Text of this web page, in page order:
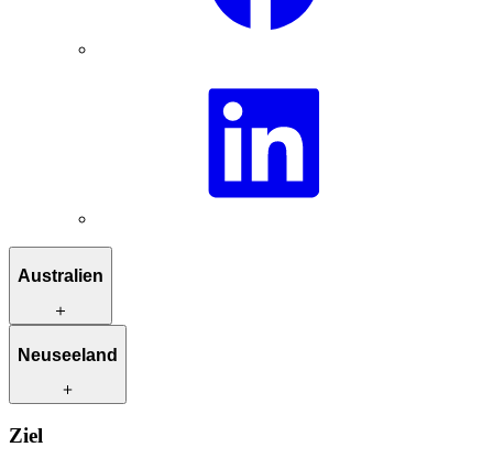
Australien
Reiserouten zur Inspiration
Einzigartige Aktivitäten
Neuseeland
Ziel